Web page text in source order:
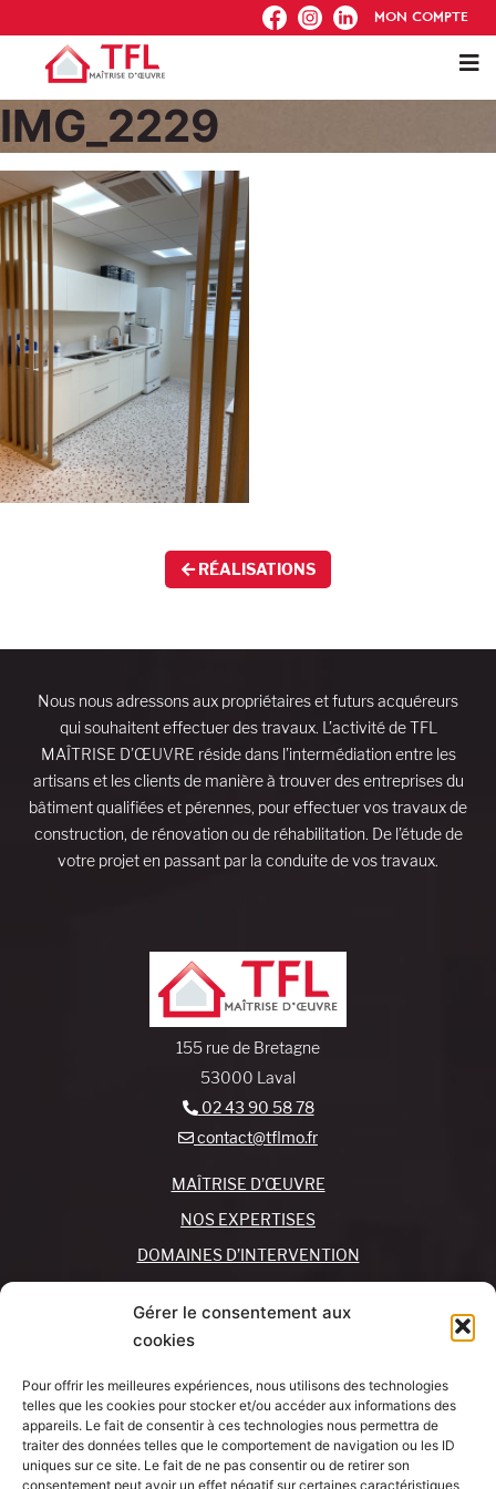
Gérer le consentement aux
cookies
Pour offrir les meilleures expériences, nous utilisons des technologies
telles que les cookies pour stocker et/ou accéder aux informations des
appareils. Le fait de consentir à ces technologies nous permettra de
traiter des données telles que le comportement de navigation ou les ID
uniques sur ce site. Le fait de ne pas consentir ou de retirer son
consentement peut avoir un effet négatif sur certaines caractéristiques
FB IG IN MON COMPTE
IMG_2229
RÉALISATIONS
Nous nous adressons aux propriétaires et futurs acquéreurs
qui souhaitent effectuer des travaux. L’activité de TFL
MAÎTRISE D’ŒUVRE réside dans l’intermédiation entre les
artisans et les clients de manière à trouver des entreprises du
bâtiment qualifiées et pérennes, pour effectuer vos travaux de
construction, de rénovation ou de réhabilitation. De l’étude de
votre projet en passant par la conduite de vos travaux.
155 rue de Bretagne
53000 Laval
02 43 90 58 78
contact@tflmo.fr
MAÎTRISE D’ŒUVRE
NOS EXPERTISES
DOMAINES D’INTERVENTION
REJOIGNEZ-NOUS !
MON COMPTE
SUIVEZ-NOUS !
J’AI UN
PROJET